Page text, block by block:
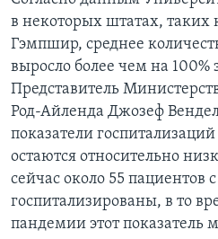
в некоторых штатах,
Гэмпшир, среднее
выросло более чем на 100%
Представитель
Род-Айленда Джозеф
показатели
остаются относительно
сейчас около 55 пациентов
госпитализированы, в то
пандемии этот показатель